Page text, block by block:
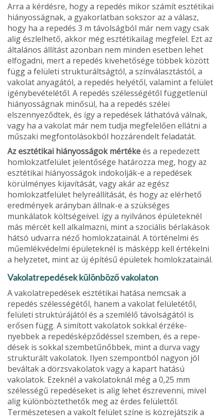
Arra a kérdésre, hogy a repedés mikor számít esztétikai
hiányosságnak, a gyakorlatban sokszor az a válasz,
hogy ha a repedés 3 m távolságból már nem vagy csak
alig észlelhető, akkor még esztétikailag megfelel. Ezt az
általános állítást azonban nem minden esetben lehet
elfogadni, mert a repedés kivehetősége többek között
függ a felü­leti strukturáltságtól, a színválasztástól, a
vakolat anyagától, a repedés helyétől, valamint a felület
igénybevételétől. A repedés szélességétől függet­lenül
hiányosságnak minősül, ha a repedés szélei
elszennyeződtek, és így a repedések láthatóvá vál­nak,
vagy ha a vakolat már nem tudja megfelelően ellátni a
műszaki megfontolásokból hozzárendelt feladatát.
Az esztétikai hiányosságok mértékeés a repedezett
homlokzatfelület jelentősége határozza meg, hogy az
esztétikai hiányosságok indokolják-e a repedések
körülményes kijavítását, vagy akár az egész
homlokzatfelület helyreállítását, és hogy az elérhető
eredmények arányban állnak-e a szükséges
munkálatok költségeivel. így a nyilvános épületek­nél
más mércét kell alkalmazni, mint a szociális bérlakások
hátsó udvarra néző homlokzatainál. A történelmi és
műemlékvédelmi épületeknél is más­képp kell értékelni
a helyzetet, mint az új építésű épületek homlokzatainál.
Vakolatrepedések különböző vakolaton
A vakolatrepedések esztétikai hatása nemcsak a
repedés szélességétől, hanem a vakolat felületétől,
felületi struktúrájától és a szemlélő távolságától is
erősen függ. A simított vakolatok sokkal érzéke­
nyebbek a repedésképződéssel szemben, és a repe­
dések is sokkal szembetűnőbbek, mint a durva vagy
strukturált vakolatok. Ilyen szempontból nagyon jól
beváltak a dörzsvakolatok vagy a kapart hatású
vakolatok. Ezeknél a vakolatoknál még a 0,25 mm
szélességű repedéseket is alig lehet észrevenni, mi­vel
alig különböztethetők meg az érdes felülettől.
Természetesen a vakolt felület színe is közrejátszik a